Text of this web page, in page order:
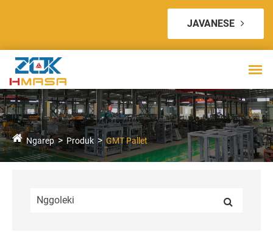
JAVANESE
Ngarep Produk GMT Pallet